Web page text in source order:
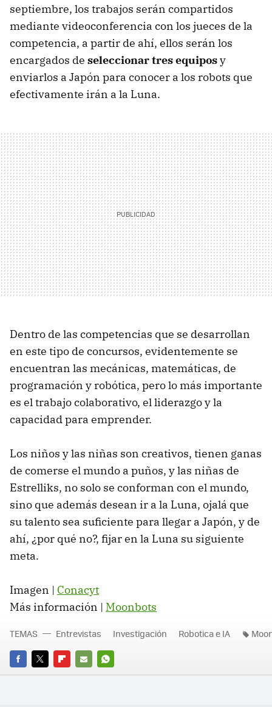
septiembre, los trabajos serán compartidos
mediante videoconferencia con los jueces de la
competencia, a partir de ahí, ellos serán los
encargados de seleccionar tres equiposy
enviarlos a Japón para conocer a los robots que
efectivamente irán a la Luna.
Dentro de las competencias que se desarrollan
en este tipo de concursos, evidentemente se
encuentran las mecánicas, matemáticas, de
programación y robótica, pero lo más importante
es el trabajo colaborativo, el liderazgo y la
capacidad para emprender.
Los niños y las niñas son creativos, tienen ganas
de comerse el mundo a puños, y las niñas de
Estrelliks, no solo se conforman con el mundo,
sino que además desean ir a la Luna, ojalá que
su talento sea suficiente para llegar a Japón, y de
ahí, ¿por qué no?, fijar en la Luna su siguiente
meta.
Imagen | Conacyt
Más información | Moonbots
FACEBOOK
TWITTERFLIPBOARD
E-
WHATSAPP
TEMAS Entrevistas Investigación Robotica e IA